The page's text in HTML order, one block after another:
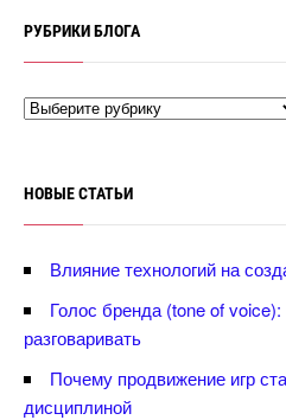
РУБРИКИ БЛОГА
НОВЫЕ СТАТЬИ
лияние технологий на
Голос бренда (tone of
разговаривать
Почему продвижение игр
дисциплиной